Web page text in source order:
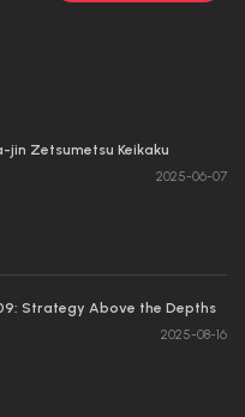
jin Zetsumetsu Keikaku
2025-06-07
Strategy Above the Depths
2025-08-16